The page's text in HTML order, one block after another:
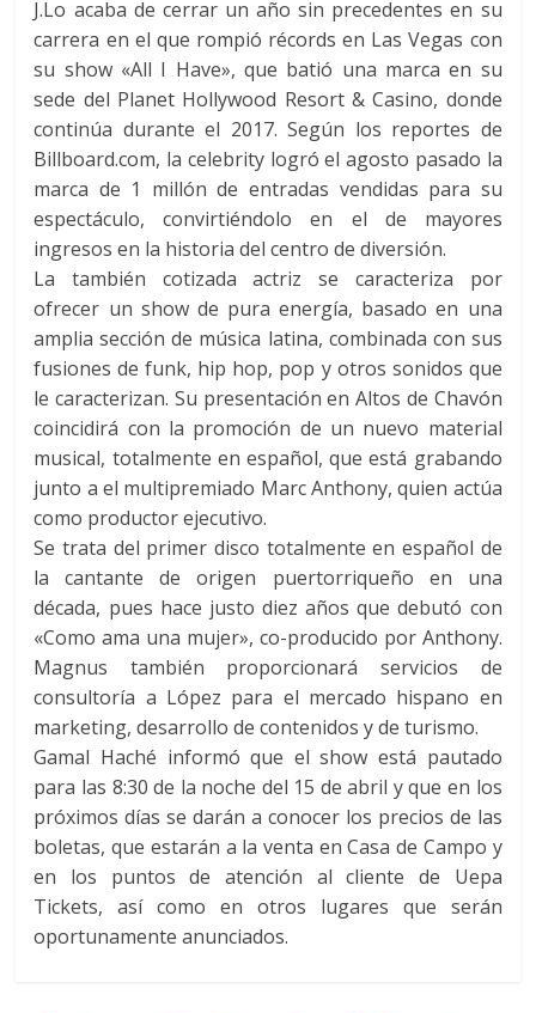
J.Lo acaba de cerrar un año sin precedentes en su
carrera en el que rompió récords en Las Vegas con
su show «All I Have», que batió una marca en su
sede del Planet Hollywood Resort & Casino, donde
continúa durante el 2017. Según los reportes de
Billboard.com, la celebrity logró el agosto pasado la
marca de 1 millón de entradas vendidas para su
espectáculo, convirtiéndolo en el de mayores
ingresos en la historia del centro de diversión.
La también cotizada actriz se caracteriza por
ofrecer un show de pura energía, basado en una
amplia sección de música latina, combinada con sus
fusiones de funk, hip hop, pop y otros sonidos que
le caracterizan. Su presentación en Altos de Chavón
coincidirá con la promoción de un nuevo material
musical, totalmente en español, que está grabando
junto a el multipremiado Marc Anthony, quien actúa
como productor ejecutivo.
Se trata del primer disco totalmente en español de
la cantante de origen puertorriqueño en una
década, pues hace justo diez años que debutó con
«Como ama una mujer», co-producido por Anthony.
Magnus también proporcionará servicios de
consultoría a López para el mercado hispano en
marketing, desarrollo de contenidos y de turismo.
Gamal Haché informó que el show está pautado
para las 8:30 de la noche del 15 de abril y que en los
próximos días se darán a conocer los precios de las
boletas, que estarán a la venta en Casa de Campo y
en los puntos de atención al cliente de Uepa
Tickets, así como en otros lugares que serán
oportunamente anunciados.